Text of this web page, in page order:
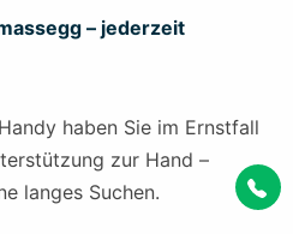
– jederzeit
haben Sie im Ernstfall
zur Hand –
langes Suchen.